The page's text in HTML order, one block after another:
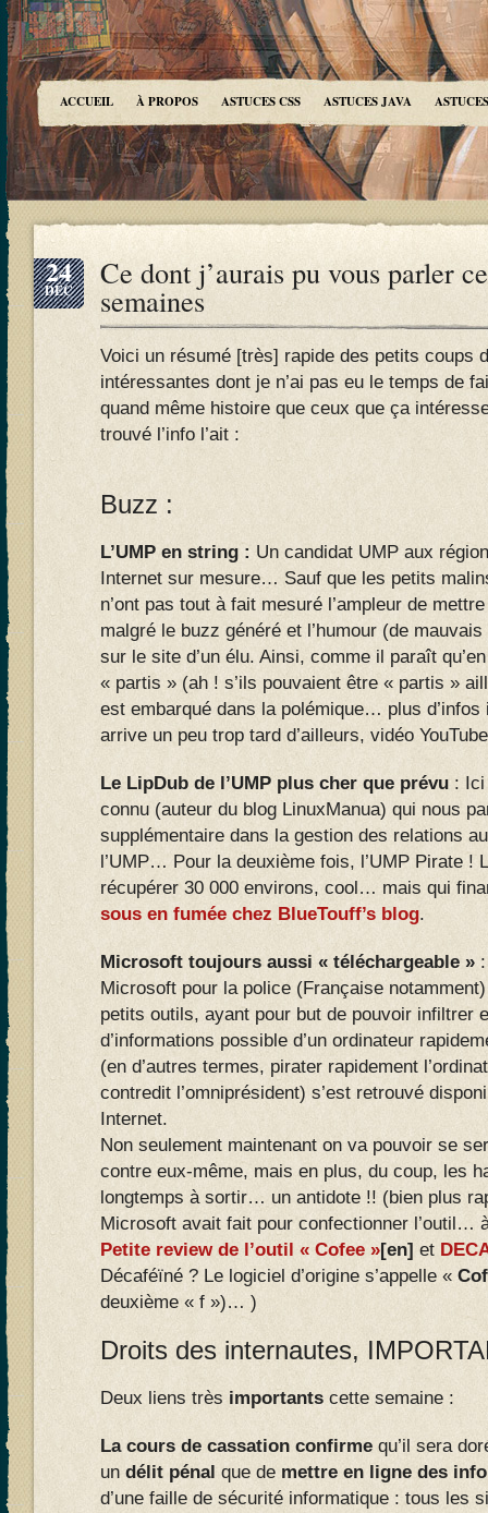
ACCUEIL À PROPOS ASTUCES CSS ASTUCES JAVA
24
DÉC Ce dont j’aurais pu vous parler
semaines
Voici un résumé [très] rapide des petits coups
intéressantes dont je n’ai pas eu le temps de
quand même histoire que ceux que ça
trouvé l’info l’ait :
Buzz :
L’UMP en string : Un candidat UMP aux
Internet sur mesure… Sauf que les petits
n’ont pas tout à fait mesuré l’ampleur de
malgré le buzz généré et l’humour (de
sur le site d’un élu. Ainsi, comme il paraît
« partis » (ah ! s’ils pouvaient être « partis »
est embarqué dans la polémique… plus
arrive un peu trop tard d’ailleurs, vidéo
Le LipDub de l’UMP plus cher que prévu : Ici
connu (auteur du blog LinuxManua) qui nous
supplémentaire dans la gestion des relations
l’UMP… Pour la deuxième fois, l’UMP Pirate !
récupérer 30 000 environs, cool… mais qui
sous en fumée chez BlueTouff’s blog.
Microsoft toujours aussi « téléchargeable »
Microsoft pour la police (Française
petits outils, ayant pour but de pouvoir infiltrer
d’informations possible d’un ordinateur
(en d’autres termes, pirater rapidement
contredit l’omniprésident) s’est retrouvé
Internet.
Non seulement maintenant on va pouvoir se
contre eux-même, mais en plus, du coup, les
longtemps à sortir… un antidote !! (bien plus
Microsoft avait fait pour confectionner l’outil…
Petite review de l’outil « Cofee »[en] et
Décaféïné ? Le logiciel d’origine s’appelle «
deuxième « f »)… )
Droits des internautes,
Deux liens très importants cette semaine :
La cours de cassation confirme qu’il sera
un délit pénal que de mettre en ligne des
d’une faille de sécurité informatique : tous les